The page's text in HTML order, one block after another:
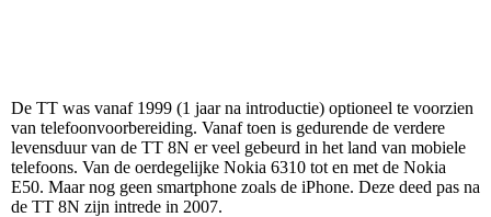
De TT was vanaf 1999 (1 jaar na introductie) optioneel te voorzien
van telefoonvoorbereiding. Vanaf toen is gedurende de verdere
levensduur van de TT 8N er veel gebeurd in het land van mobiele
telefoons. Van de oerdegelijke Nokia 6310 tot en met de Nokia
E50. Maar nog geen smartphone zoals de iPhone. Deze deed pas na
de TT 8N zijn intrede in 2007.